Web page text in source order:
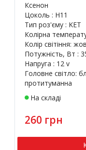
Ксенон
Цоколь : H11
Тип роз'єму : KET
Колірна
Колір світіння:
Потужність, Вт :
Напруга : 12 v
Головне світло:
протитуманна
На складі
260 грн